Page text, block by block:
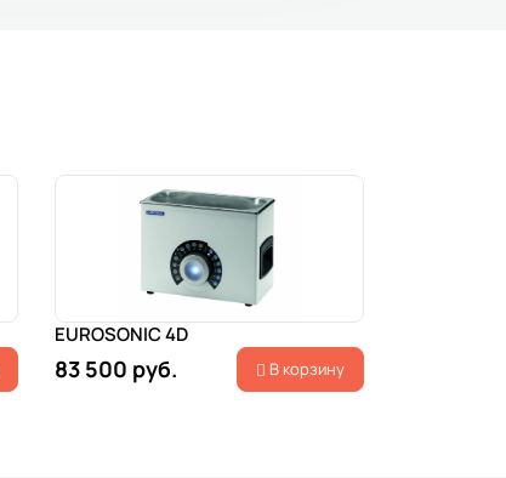
EUROSONIC 4D
83 500 руб. В корзину